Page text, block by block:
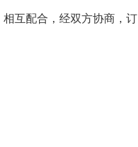
互配合，经双方协商，订